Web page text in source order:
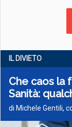
IL DIVIETO
Che caos la
Sanità:
di Michele Gentili,